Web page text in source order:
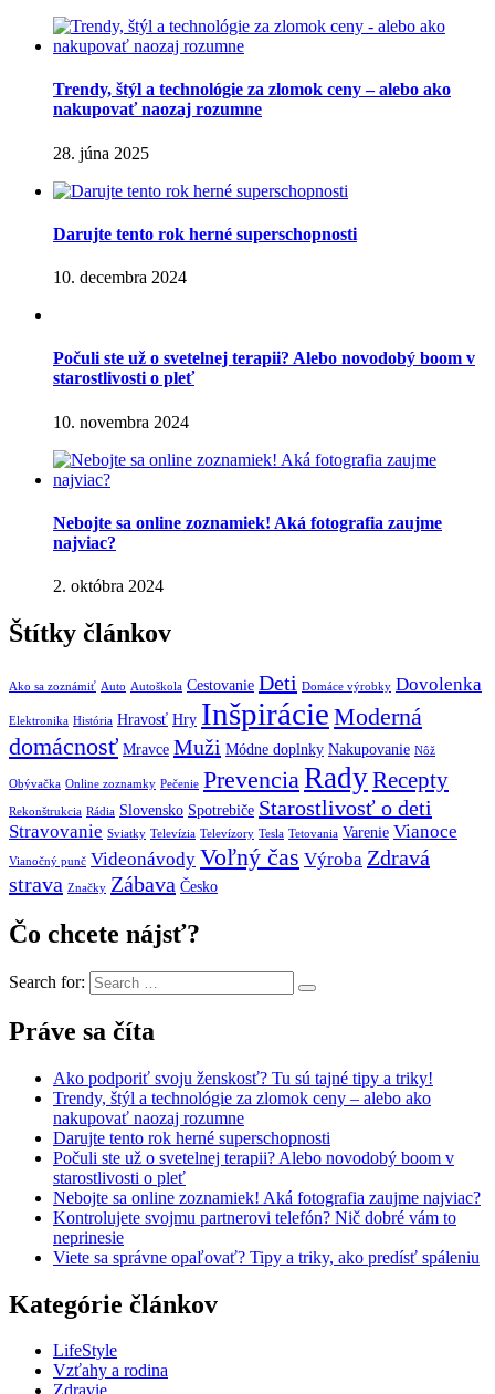
Trendy, štýl a technológie za zlomok ceny – alebo ako
nakupovať naozaj rozumne
28. júna 2025
Darujte tento rok herné superschopnosti
10. decembra 2024
Počuli ste už o svetelnej terapii? Alebo novodobý boom v
starostlivosti o pleť
10. novembra 2024
Nebojte sa online zoznamiek! Aká fotografia zaujme
najviac?
2. októbra 2024
Štítky článkov
Ako sa zoznámiť Auto Autoškola Cestovanie Deti Domáce výrobky Dovolenka
Elektronika História Hravosť Hry Inšpirácie Moderná
domácnosť Mravce Muži Módne doplnky Nakupovanie Nôž
Obývačka Online zoznamky Pečenie PrevenciaRadyRecepty
Rekonštrukcia Rádia Slovensko Spotrebiče Starostlivosť o deti
Stravovanie Sviatky Televízia Televízory Tesla Tetovania Varenie Vianoce
Vianočný punč Videonávody Voľný čas Výroba Zdravá
strava Značky Zábava Česko
Čo chcete nájsť?
Search for:
Práve sa číta
Ako podporiť svoju ženskosť? Tu sú tajné tipy a triky!
Trendy, štýl a technológie za zlomok ceny – alebo ako
nakupovať naozaj rozumne
Darujte tento rok herné superschopnosti
Počuli ste už o svetelnej terapii? Alebo novodobý boom v
starostlivosti o pleť
Nebojte sa online zoznamiek! Aká fotografia zaujme najviac?
Kontrolujete svojmu partnerovi telefón? Nič dobré vám to
neprinesie
Viete sa správne opaľovať? Tipy a triky, ako predísť spáleniu
Kategórie článkov
LifeStyle
Vzťahy a rodina